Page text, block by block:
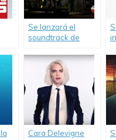
Se lanzará el
soundtrack de
Wall».
Cara Delevigne